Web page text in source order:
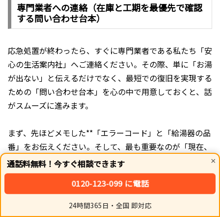
×
通話料無料！今すぐ相談できます
0120-123-099 に電話
24時間365日・全国 即対応
専門業者への連絡（在庫と工期を最優先で確認
する問い合わせ台本）
応急処置が終わったら、すぐに専門業者である私たち「安
心の生活案内社」へご連絡ください。その際、単に「お湯
が出ない」と伝えるだけでなく、最短での復旧を実現する
ための「問い合わせ台本」を心の中で用意しておくと、話
がスムーズに進みます。
まず、先ほどメモした**「エラーコード」と「給湯器の品
番」をお伝えください。そして、最も重要なのが「現在、
同等機種の在庫はありますか？」と聞くことです。大町市
のような地域密着で多くの在庫を抱えている業者であれ
ば、「あります」と即答できますし、すぐに工事日程の調
整に入れます。在庫がなければ、その時点で復旧が遅れる
シェア トップ